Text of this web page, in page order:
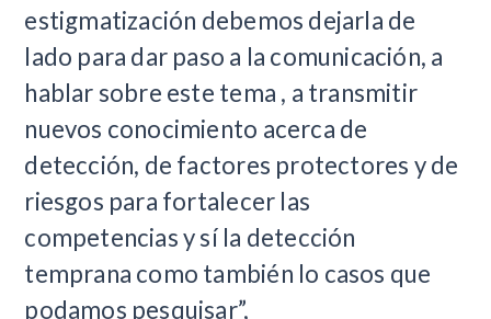
estigmatización debemos dejarla de
lado para dar paso a la comunicación, a
hablar sobre este tema , a transmitir
nuevos conocimiento acerca de
detección, de factores protectores y de
riesgos para fortalecer las
competencias y sí la detección
temprana como también lo casos que
podamos pesquisar”,